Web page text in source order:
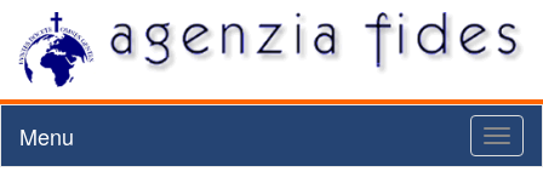
Menu